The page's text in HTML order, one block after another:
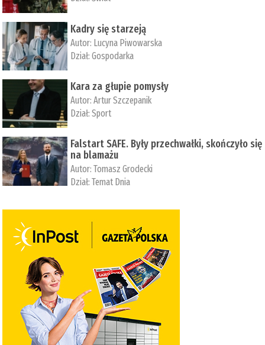
Kadry się starzeją
Autor: Lucyna Piwowarska
Dział:Gospodarka
Kara za głupie pomysły
Autor:Artur Szczepanik
Dział:Sport
Falstart SAFE. Były przechwałki, skończyło się
na blamażu
Autor:Tomasz Grodecki
Dział:Temat Dnia